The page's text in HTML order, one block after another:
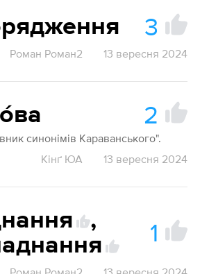
3
Роман Роман2 13 вересня 2024
2
синонімів Караванського".
Кінґ ЮА 13 вересня 2024
,
1